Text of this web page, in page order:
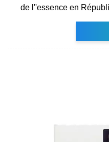
de l''essence en